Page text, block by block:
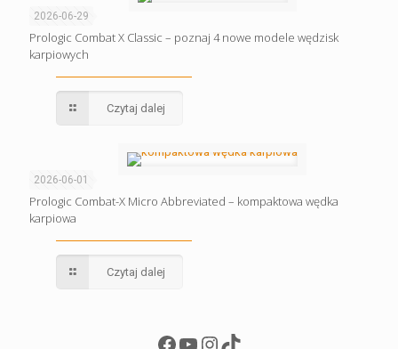
2026-06-29
Prologic Combat X Classic – poznaj 4 nowe modele wędzisk
karpiowych
Czytaj dalej
2026-06-01
Prologic Combat-X Micro Abbreviated – kompaktowa wędka
karpiowa
Czytaj dalej
Facebook
YouTube
Instagram
TikTok